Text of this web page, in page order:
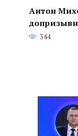
Антон
344